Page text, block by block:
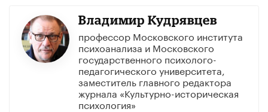
Владимир Кудрявцев
профессор Московского института
психоанализа и Московского
государственного психолого-
педагогического университета,
заместитель главного редактора
журнала «Культурно-историческая
психология»